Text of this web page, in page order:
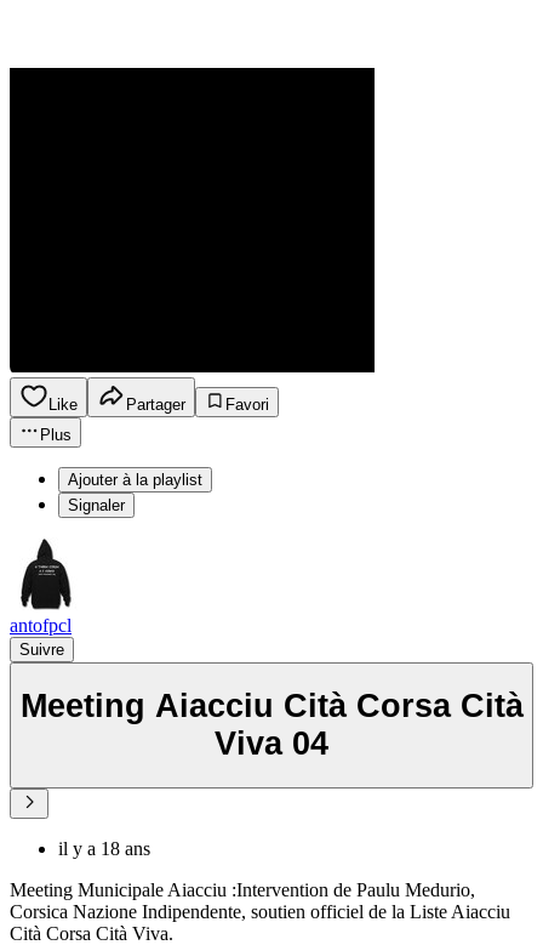
Like Partager
Favori
Plus
Ajouter à la playlist
Signaler
antofpcl
Suivre
Meeting Aiacciu Cità Corsa Cità
Viva 04
il y a 18 ans
Meeting Municipale Aiacciu :Intervention de Paulu Medurio,
Corsica Nazione Indipendente, soutien officiel de la Liste Aiacciu
Cità Corsa Cità Viva.